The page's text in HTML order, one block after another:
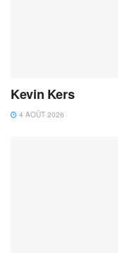
Kevin Kers
4 AOÛT 2026